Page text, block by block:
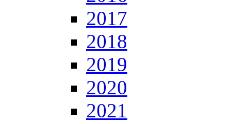
2017
2018
2019
2020
2021